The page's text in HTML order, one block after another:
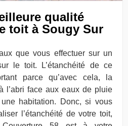
qualité
toit à Sougy Sur
que vous effectuer sur un
le toit. L’étanchéité de ce
parce qu’avec cela, la
l’abri face aux eaux de pluie
habitation. Donc, si vous
l’étanchéité de votre toit,